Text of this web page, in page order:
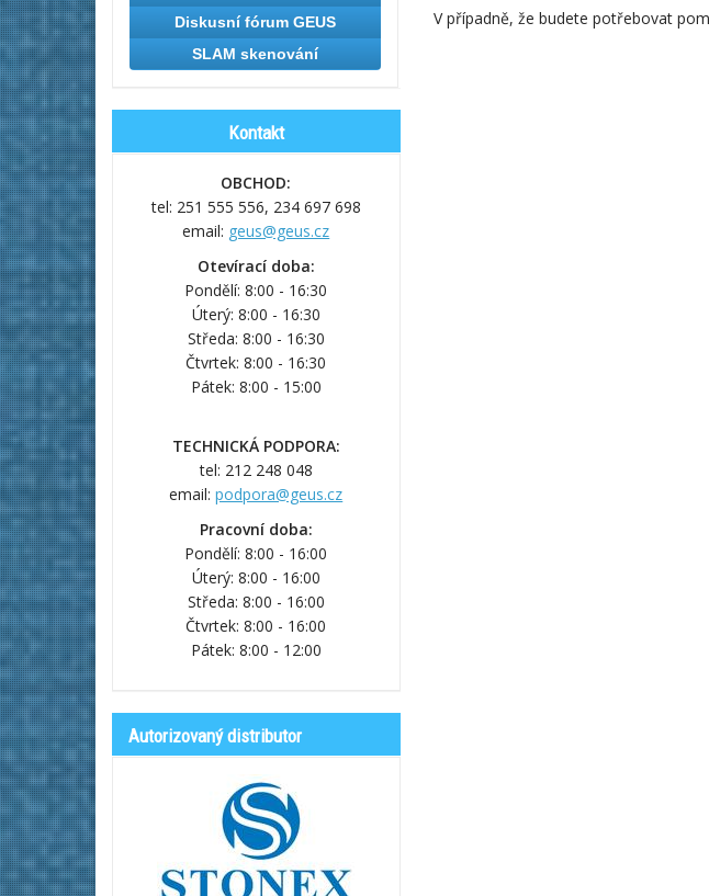
V případně, že budete potřebovat
Diskusní fórum GEUS
SLAM skenování
Kontakt
OBCHOD:
tel: 251 555 556, 234 697 698
email: geus@geus.cz
Otevírací doba:
Pondělí: 8:00 - 16:30
Úterý: 8:00 - 16:30
Středa: 8:00 - 16:30
Čtvrtek: 8:00 - 16:30
Pátek: 8:00 - 15:00
TECHNICKÁ PODPORA:
tel: 212 248 048
email:podpora@geus.cz
Pracovní doba:
Pondělí: 8:00 - 16:00
Úterý: 8:00 - 16:00
Středa: 8:00 - 16:00
Čtvrtek: 8:00 - 16:00
Pátek: 8:00 - 12:00
Autorizovaný distributor